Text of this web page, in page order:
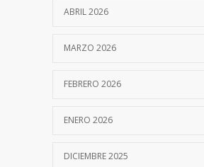
ABRIL 2026
MARZO 2026
FEBRERO 2026
ENERO 2026
DICIEMBRE 2025